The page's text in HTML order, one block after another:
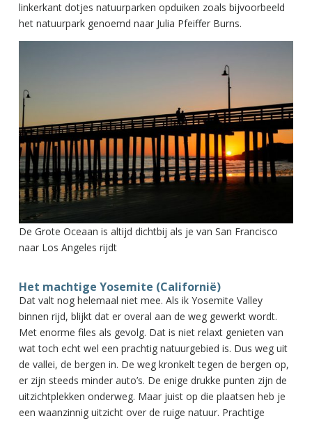
linkerkant dotjes natuurparken opduiken zoals bijvoorbeeld
het natuurpark genoemd naar Julia Pfeiffer Burns.
De Grote Oceaan is altijd dichtbij als je van San Francisco
naar Los Angeles rijdt
Het machtige Yosemite (Californië)
Dat valt nog helemaal niet mee. Als ik Yosemite Valley
binnen rijd, blijkt dat er overal aan de weg gewerkt wordt.
Met enorme files als gevolg. Dat is niet relaxt genieten van
wat toch echt wel een prachtig natuurgebied is. Dus weg uit
de vallei, de bergen in. De weg kronkelt tegen de bergen op,
er zijn steeds minder auto’s. De enige drukke punten zijn de
uitzichtplekken onderweg. Maar juist op die plaatsen heb je
een waanzinnig uitzicht over de ruige natuur. Prachtige